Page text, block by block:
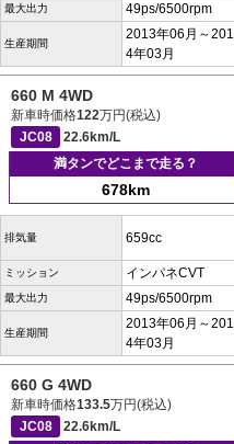
最大出力 49ps/6500rpm
生産期間
2013年06月～201
4年03月
660 M 4WD
新車時価格122万円(税込)
JC08
22.6km/L
満タンでどこまで走る？
678km
排気量 659cc
ミッション インパネCVT
最大出力 49ps/6500rpm
生産期間
2013年06月～201
4年03月
660 G 4WD
新車時価格133.5万円(税込)
JC08
22.6km/L